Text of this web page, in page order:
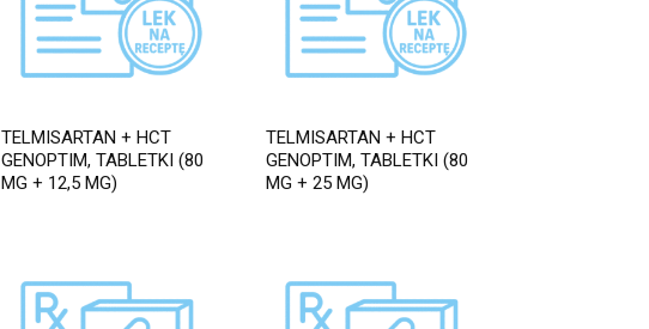
TELMISARTAN + HCT
GENOPTIM, TABLETKI (80
MG + 12,5 MG)
TELMISARTAN + HCT
GENOPTIM, TABLETKI (80
MG + 25 MG)